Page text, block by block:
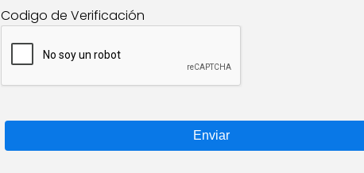
Codigo de Verificación
Enviar